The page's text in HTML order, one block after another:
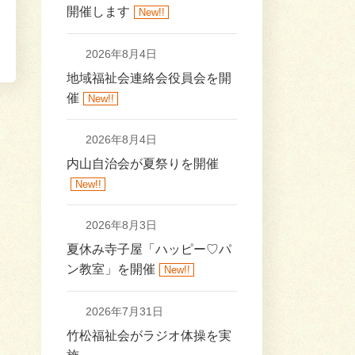
開催します New!!
2026年8月4日
地域福祉会連絡会役員会を開
催
New!!
2026年8月4日
内山自治会が夏祭りを開催
New!!
2026年8月3日
夏休み寺子屋「ハッピー♡パ
ン教室」を開催
New!!
2026年7月31日
竹松福祉会がラジオ体操を実